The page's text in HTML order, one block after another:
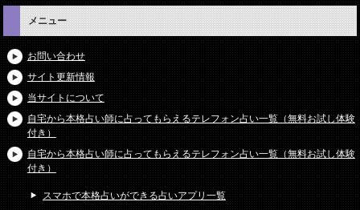
メニュー
お問い合わせ
サイト更新情報
当サイトについて
自宅から本格占い師に占ってもらえるテレフォン占い一覧（無料お試し体験
付き）
自宅から本格占い師に占ってもらえるテレフォン占い一覧（無料お試し体験
付き）
スマホで本格占いができる占いアプリ一覧